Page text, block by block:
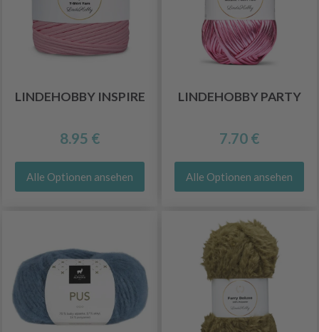
LINDEHOBBY INSPIRE
8.95 €
Alle Optionen ansehen
LINDEHOBBY PARTY
7.70 €
Alle Optionen ansehen